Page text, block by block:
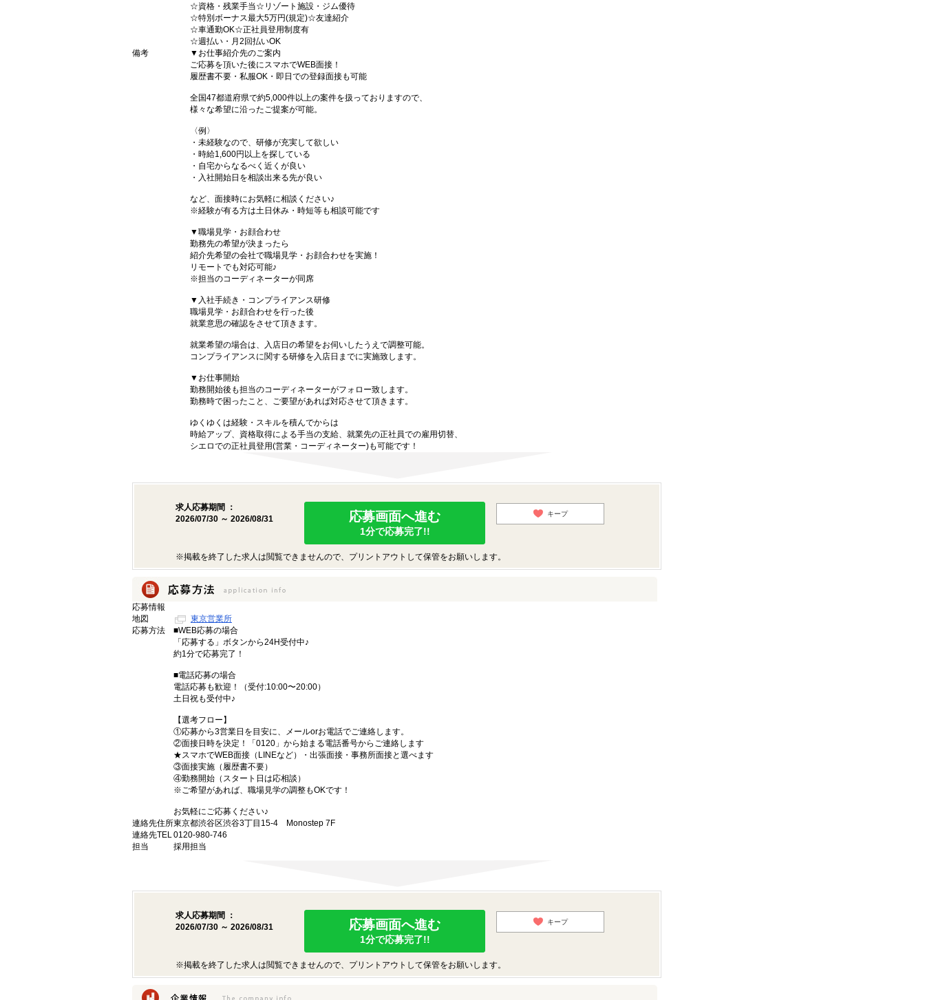
☆資格・残業手当☆リゾート施設・ジム優待
☆特別ボーナス最大5万円(規定)☆友達紹介
☆車通勤OK☆正社員登用制度有
☆週払い・月2回払いOK
備考
▼お仕事紹介先のご案内
ご応募を頂いた後にスマホでWEB面接！
履歴書不要・私服OK・即日での登録面接も可能
全国47都道府県で約5,000件以上の案件を扱っておりますので、
様々な希望に沿ったご提案が可能。
〈例〉
・未経験なので、研修が充実して欲しい
・時給1,600円以上を探している
・自宅からなるべく近くが良い
・入社開始日を相談出来る先が良い
など、面接時にお気軽に相談ください♪
※経験が有る方は土日休み・時短等も相談可能です
▼職場見学・お顔合わせ
勤務先の希望が決まったら
紹介先希望の会社で職場見学・お顔合わせを実施！
リモートでも対応可能♪
※担当のコーディネーターが同席
▼入社手続き・コンプライアンス研修
職場見学・お顔合わせを行った後
就業意思の確認をさせて頂きます。
就業希望の場合は、入店日の希望をお伺いしたうえで調整可能。
コンプライアンスに関する研修を入店日までに実施致します。
▼お仕事開始
勤務開始後も担当のコーディネーターがフォロー致します。
勤務時で困ったこと、ご要望があれば対応させて頂きます。
ゆくゆくは経験・スキルを積んでからは
時給アップ、資格取得による手当の支給、就業先の正社員での雇用切替、
シエロでの正社員登用(営業・コーディネーター)も可能です！
求人応募期間 ：
2026/07/30 ～ 2026/08/31
応募画面へ進む
1分で応募完了!!
キープ
※掲載を終了した求人は閲覧できませんので、プリントアウトして保管をお願いします。
応募情報
地図
東京営業所
応募方法
■WEB応募の場合
「応募する」ボタンから24H受付中♪
約1分で応募完了！
■電話応募の場合
電話応募も歓迎！（受付:10:00〜20:00）
土日祝も受付中♪
【選考フロー】
①応募から3営業日を目安に、メールorお電話でご連絡します。
②面接日時を決定！「0120」から始まる電話番号からご連絡します
★スマホでWEB面接（LINEなど）・出張面接・事務所面接と選べます
③面接実施（履歴書不要）
④勤務開始（スタート日は応相談）
※ご希望があれば、職場見学の調整もOKです！
お気軽にご応募ください♪
連絡先住所東京都渋谷区渋谷3丁目15-4 Monostep 7F
連絡先TEL0120-980-746
担当
採用担当
求人応募期間 ：
2026/07/30 ～ 2026/08/31
応募画面へ進む
1分で応募完了!!
キープ
※掲載を終了した求人は閲覧できませんので、プリントアウトして保管をお願いします。